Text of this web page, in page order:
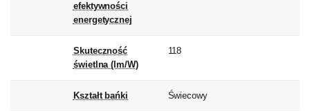
efektywności
energetycznej
Skuteczność
świetlna (lm/W)
118
Kształt bańki Świecowy